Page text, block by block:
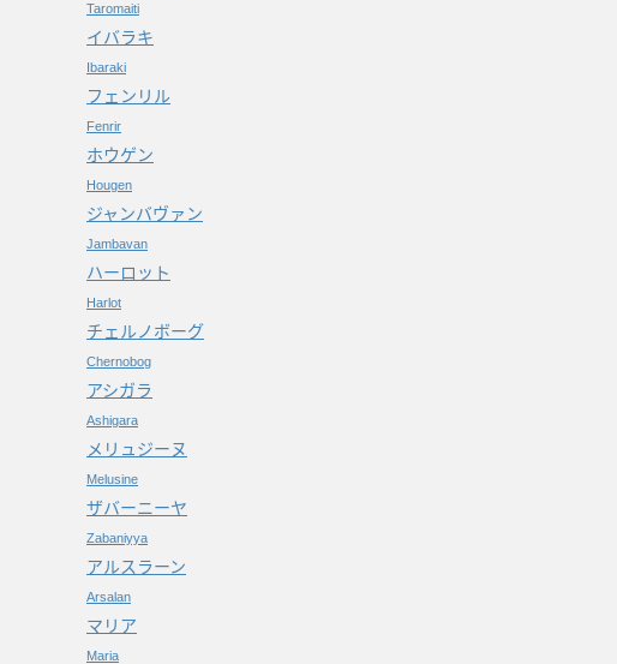
Taromaiti
イバラキ
Ibaraki
フェンリル
Fenrir
ホウゲン
Hougen
ジャンバヴァン
Jambavan
ハーロット
Harlot
チェルノボーグ
Chernobog
アシガラ
Ashigara
メリュジーヌ
Melusine
ザバーニーヤ
Zabaniyya
アルスラーン
Arsalan
マリア
Maria